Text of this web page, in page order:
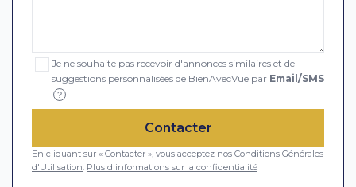
Je ne souhaite pas recevoir d'annonces similaires et de
suggestions personnalisées de BienAvecVue par Email/SMS
?
Contacter
En cliquant sur « Contacter », vous acceptez nos Conditions Générales
d'Utilisation Plus d'informations sur la confidentialité